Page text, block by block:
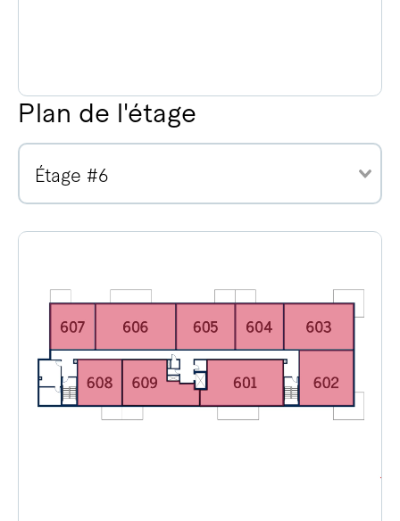
Plan de l'étage
Étage #6